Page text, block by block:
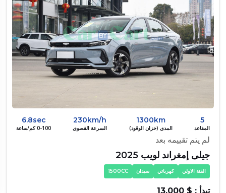
5
المقاعد
1300km
المدى (خزان الوقود)
230km/h
السرعة القصوى
6.8sec
0-100 كم/ساعة
لم يتم تقييمه بعد
جيلى إمغراند لويب 2025
الفئة الاولي كهربائي سيدان 1500CC
تبدأ : $ 13,000